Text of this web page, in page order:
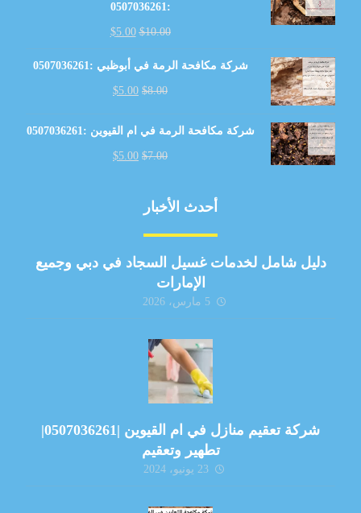
:0507036261
$10.00
$5.00
شركة مكافحة الرمة في أبوظبي :0507036261
$8.00
$5.00
شركة مكافحة الرمة في ام القيوين :0507036261
$7.00
$5.00
أحدث الأخبار
دليل شامل لخدمات غسيل السجاد في دبي وجميع
الإمارات
5 مارس، 2026
شركة تعقيم منازل في ام القيوين |0507036261|
تطهير وتعقيم
23 يونيو، 2024